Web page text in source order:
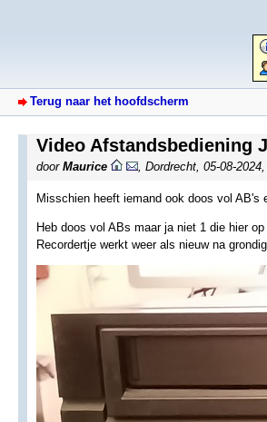
Terug naar het hoofdscherm
Video Afstandsbediening
door Maurice Dordrecht 05-08-
Misschien heeft iemand ook doos vol
Heb doos vol ABs maar ja niet 1 die hier op
Recordertje werkt weer als nieuw na